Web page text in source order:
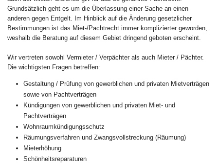
Grundsätzlich geht es um die Überlassung einer Sache an einen
anderen gegen Entgelt. Im Hinblick auf die Änderung gesetzlicher
Bestimmungen ist das Miet-/Pachtrecht immer komplizierter geworden,
weshalb die Beratung auf diesem Gebiet dringend geboten erscheint.
Wir vertreten sowohl Vermieter / Verpächter als auch Mieter / Pächter.
Die wichtigsten Fragen betreffen:
Gestaltung / Prüfung von gewerblichen und privaten Mietverträgen
sowie von Pachtverträgen
Kündigungen von gewerblichen und privaten Miet- und
Pachtverträgen
Wohnraumkündigungsschutz
Räumungsverfahren und Zwangsvollstreckung (Räumung)
Mieterhöhung
Schönheitsreparaturen